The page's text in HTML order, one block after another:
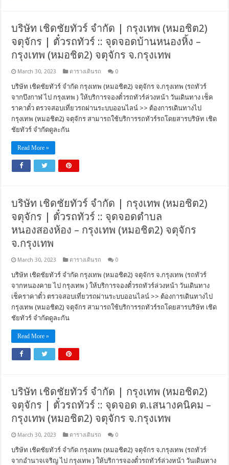
บริษัท เชิดชัยทัวร์ จำกัด | กรุงเทพ (หมอชิต2)
จตุจักร | ตั๋วรถทัวร์ :: จุดจอดบ้านหนองหิ้ง –
กรุงเทพ (หมอชิต2) จตุจักร จ.กรุงเทพ
March 30, 2023 ตารางเดินรถ 0
บริษัท เชิดชัยทัวร์ จำกัด กรุงเทพ (หมอชิต2) จตุจักร จ.กรุงเทพ (รถทัวร์
จากบึงกาฬ ไป กรุงเทพ ) ให้บริการจองตั๋วรถทัวร์ล่วงหน้า วันเดินทาง เช็ค
ราคาตั๋ว ตรวจสอบเที่ยวรถผ่านระบบออนไลน์ >> ต้องการเดินทางไป
กรุงเทพ (หมอชิต2) จตุจักร สามารถใช้บริการรถทัวร์รถโดยสารบริษัท เชิด
ชัยทัวร์ จำกัดดูละกัน
Read More »
บริษัท เชิดชัยทัวร์ จำกัด | กรุงเทพ (หมอชิต2)
จตุจักร | ตั๋วรถทัวร์ :: จุดจอดตำบล
หนองสองห้อง – กรุงเทพ (หมอชิต2) จตุจักร
จ.กรุงเทพ
March 30, 2023 ตารางเดินรถ 0
บริษัท เชิดชัยทัวร์ จำกัด กรุงเทพ (หมอชิต2) จตุจักร จ.กรุงเทพ (รถทัวร์
จากหนองคาย ไป กรุงเทพ ) ให้บริการจองตั๋วรถทัวร์ล่วงหน้า วันเดินทาง
เช็คราคาตั๋ว ตรวจสอบเที่ยวรถผ่านระบบออนไลน์ >> ต้องการเดินทางไป
กรุงเทพ (หมอชิต2) จตุจักร สามารถใช้บริการรถทัวร์รถโดยสารบริษัท เชิด
ชัยทัวร์ จำกัดดูละกัน
Read More »
บริษัท เชิดชัยทัวร์ จำกัด | กรุงเทพ (หมอชิต2)
จตุจักร | ตั๋วรถทัวร์ :: จุดจอด ต.เสนางคนิคม –
กรุงเทพ (หมอชิต2) จตุจักร จ.กรุงเทพ
March 30, 2023 ตารางเดินรถ 0
บริษัท เชิดชัยทัวร์ จำกัด กรุงเทพ (หมอชิต2) จตุจักร จ.กรุงเทพ (รถทัวร์
จากอำนาจเจริญ ไป กรุงเทพ ) ให้บริการจองตั๋วรถทัวร์ล่วงหน้า วันเดินทาง